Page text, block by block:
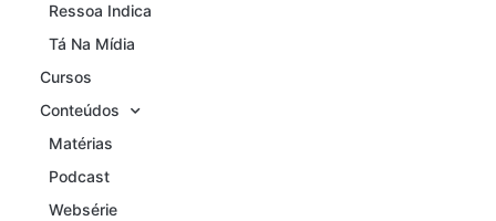
Ressoa Indica
Tá Na Mídia
Cursos
Conteúdos
Matérias
Podcast
Websérie